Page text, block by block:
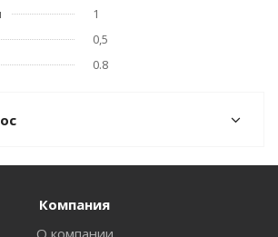
1
0,5
0.8
Компания
О компании